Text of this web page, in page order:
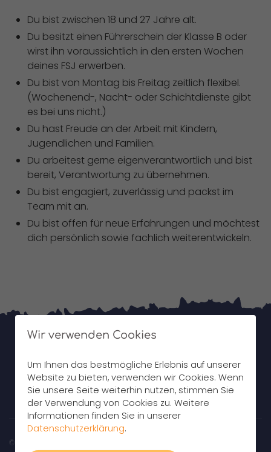
Du bist zwischen 18 und 27 Jahre alt.
Du besitzt einen Führerschein der Klasse B oder
wirst ihn voraussichtlich in den ersten Wochen
deines FSJ erwerben.
Du bist von Montag bis Freitag zeitlich flexibel.
(Wochenend-, Nacht- oder Schichtdienste gibt
es bei uns nicht.)
Du hast Freude an der Arbeit mit Kindern,
Jugendlichen und Familien.
Du arbeitest gerne eigenverantwortlich und bist
bereit, Verantwortung zu übernehmen.
Du bist engagiert, zuverlässig und packst im
Team mit an.
Du bist offen für neue Erfahrungen und möchtest
dich persönlich sowie fachlich weiterentwickeln.
© 2026 AGFJ Familienhilfestiftung Vorderpfalz gGmbH
Wir verwenden Cookies
Um Ihnen das bestmögliche Erlebnis auf unserer
Website zu bieten, verwenden wir Cookies. Wenn
Sie unsere Seite weiterhin nutzen, stimmen Sie
der Verwendung von Cookies zu. Weitere
Informationen finden Sie in unserer
Datenschutzerklärung.